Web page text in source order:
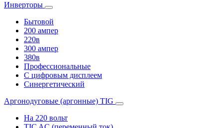
Инверторы
Бытовой
200 ампер
220в
300 ампер
380в
Профессиональные
С цифровым дисплеем
Синергетический
Аргонодуговые (аргонные) TIG
На 220 вольт